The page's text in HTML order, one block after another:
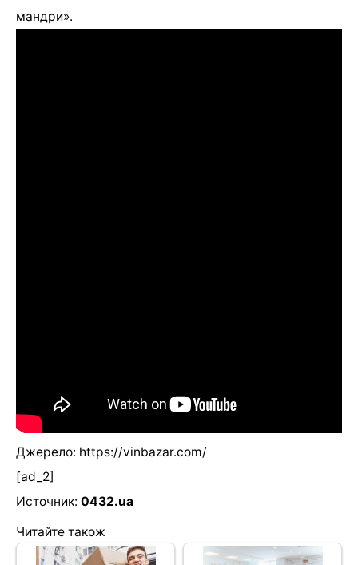
мандри».
Джерело: https://vinbazar.com/
[ad_2]
Источник: 0432.ua
Читайте також